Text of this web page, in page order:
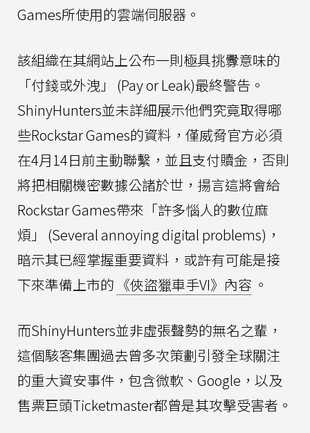
Games所使用的雲端伺服器。
該組織在其網站上公布一則極具挑釁意味的
「付錢或外洩」 (Pay or Leak)最終警告。
ShinyHunters並未詳細展示他們究竟取得哪
些Rockstar Games的資料，僅威脅官方必須
在4月14日前主動聯繫，並且支付贖金，否則
將把相關機密數據公諸於世，揚言這將會給
Rockstar Games帶來「許多惱人的數位麻
煩」 (Several annoying digital problems)，
暗示其已經掌握重要資料，或許有可能是接
下來準備上市的 《俠盜獵車手VI》內容 。
而ShinyHunters並非虛張聲勢的無名之輩，
這個駭客集團過去曾多次策劃引發全球關注
的重大資安事件，包含微軟、Google，以及
售票巨頭Ticketmaster都曾是其攻擊受害者。